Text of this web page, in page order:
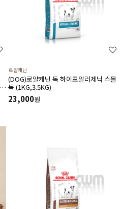
로얄캐닌
(DOG)로얄캐닌 독 하이포알러제닉 스몰
독 (1KG,3.5KG)
23,000원